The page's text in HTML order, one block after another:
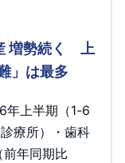
増勢続く 上
」は最多
年上半期（1-6
療所）・歯科
年同期比